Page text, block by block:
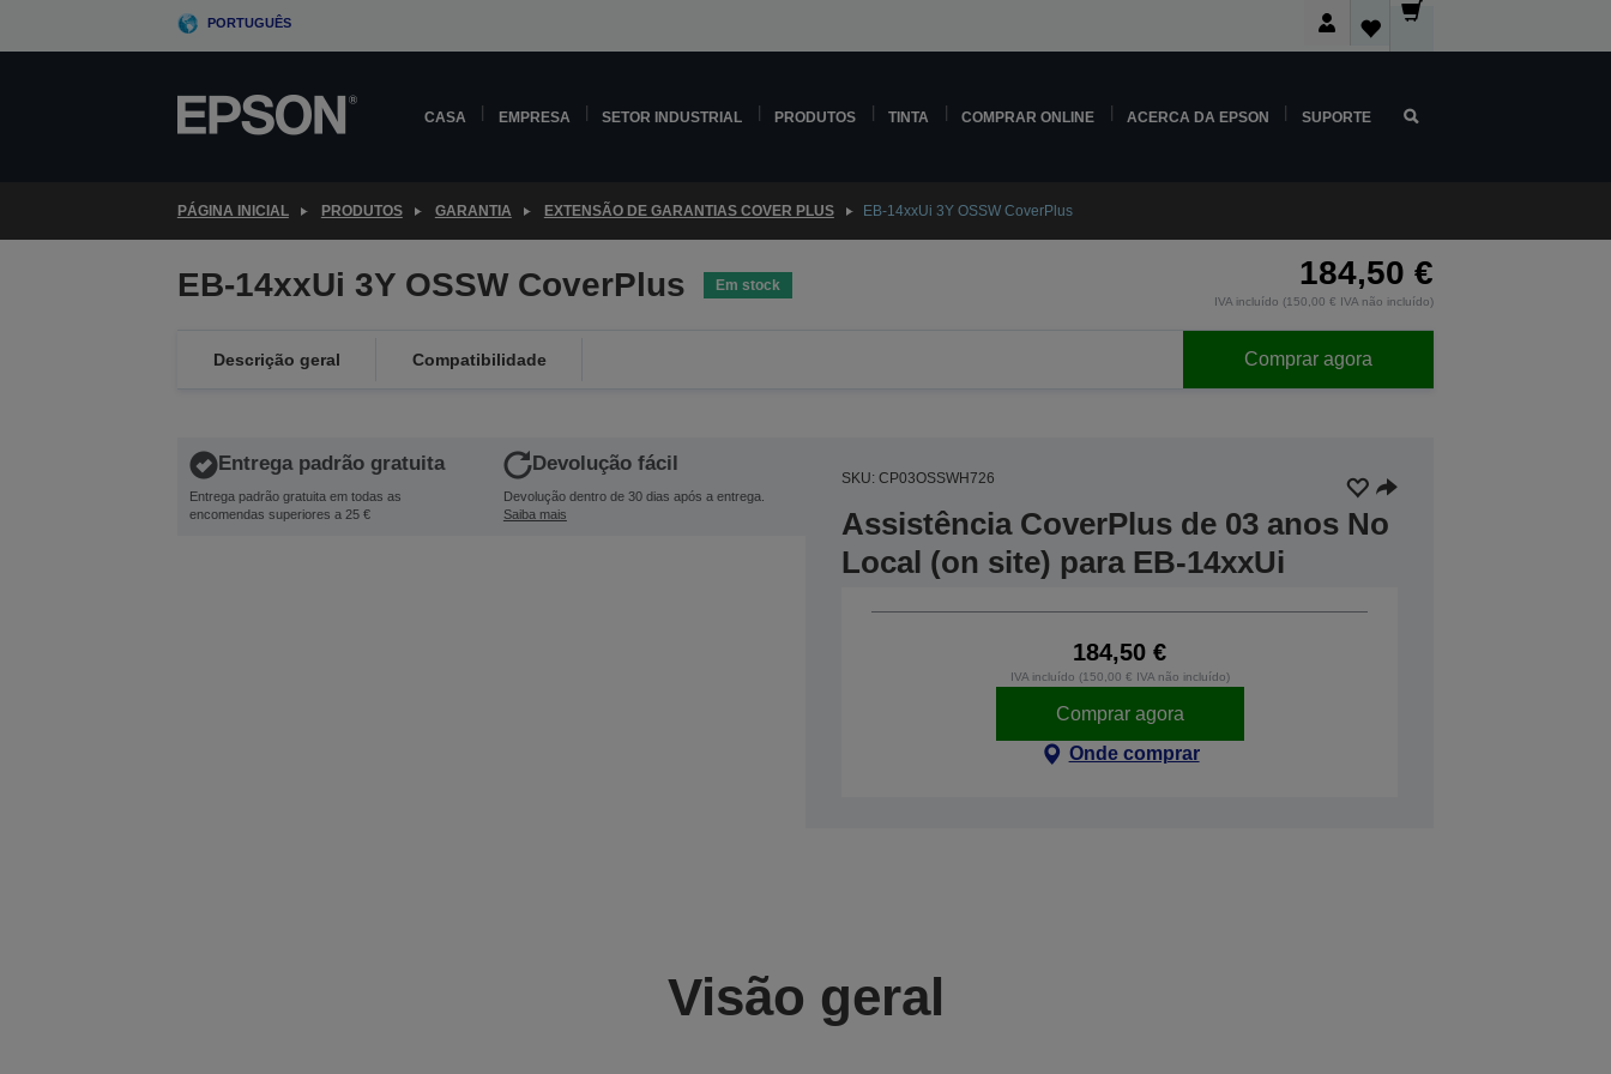
PORTUGUÊS
CASA EMPRESA SETOR INDUSTRIAL PRODUTOS TINTA COMPRAR ONLINE ACERCA DA EPSON SUPORTE
PÁGINA INICIAL PRODUTOS GARANTIA EXTENSÃO DE GARANTIAS COVER PLUS EB-14xxUi 3Y OSSW CoverPlus
EB-14xxUi 3Y OSSW CoverPlus Em stock 184,50 €
IVA incluído (150,00 € IVA não incluído)
Descrição geral Compatibilidade Comprar agora
Entrega padrão gratuita
Entrega padrão gratuita em todas as
encomendas superiores a 25 €
Devolução fácil
Devolução dentro de 30 dias após a entrega.
Saiba mais
SKU: CP03OSSWH726
Assistência CoverPlus de 03 anos No
Local (on site) para EB-14xxUi
184,50 €
IVA incluído (150,00 € IVA não incluído)
Comprar agora
Onde comprar
Visão geral